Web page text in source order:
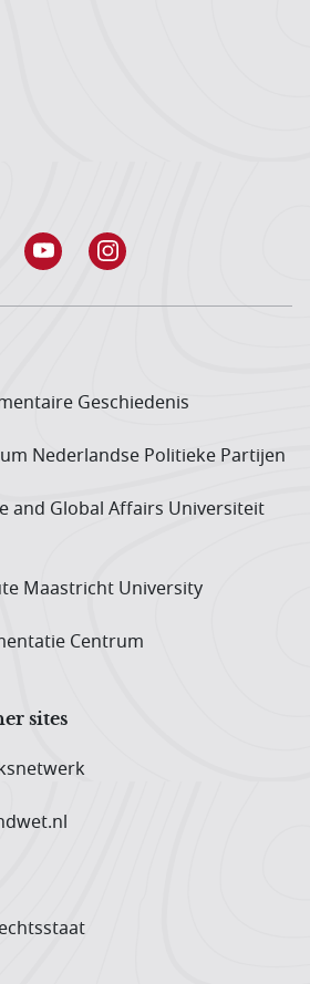
Geschiedenis
Neder­landse Politieke Partijen
and Global Affairs Universiteit
Maastricht University
Centrum
sites